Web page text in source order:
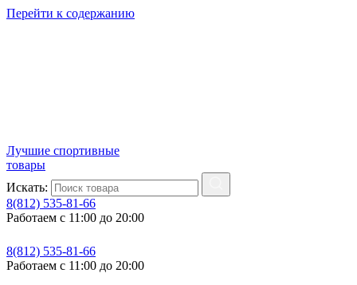
Перейти к содержанию
Лучшие спортивные
товары
Искать:
8(812) 535-81-66
Работаем с 11:00 до 20:00
8(812) 535-81-66
Работаем с 11:00 до 20:00